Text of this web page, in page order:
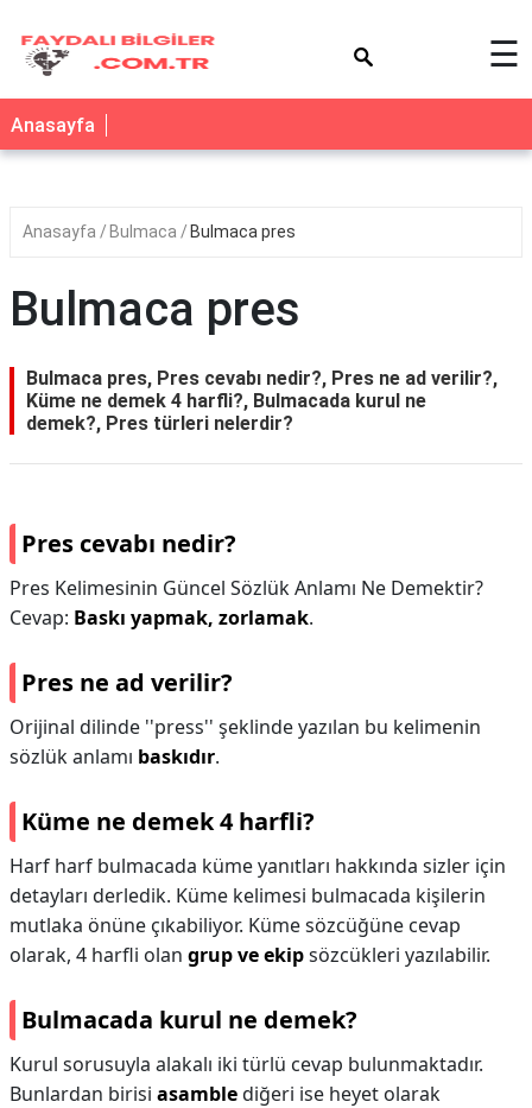
☰
Anasayfa
Anasayfa Bulmaca Bulmaca pres
Bulmaca pres
Bulmaca pres, Pres cevabı nedir?, Pres ne ad verilir?,
Küme ne demek 4 harfli?, Bulmacada kurul ne
demek?, Pres türleri nelerdir?
Pres cevabı nedir?
Pres Kelimesinin Güncel Sözlük Anlamı Ne Demektir?
Cevap: Baskı yapmak, zorlamak.
Pres ne ad verilir?
Orijinal dilinde ''press'' şeklinde yazılan bu kelimenin
sözlük anlamı baskıdır.
Küme ne demek 4 harfli?
Harf harf bulmacada küme yanıtları hakkında sizler için
detayları derledik. Küme kelimesi bulmacada kişilerin
mutlaka önüne çıkabiliyor. Küme sözcüğüne cevap
olarak, 4 harfli olan grup ve ekipsözcükleri yazılabilir.
Bulmacada kurul ne demek?
Kurul sorusuyla alakalı iki türlü cevap bulunmaktadır.
Bunlardan birisi asamblediğeri ise heyet olarak